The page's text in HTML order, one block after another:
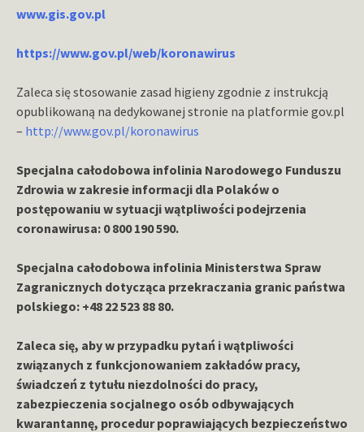
www.gis.gov.pl
https://www.gov.pl/web/koronawirus
Zaleca się stosowanie zasad higieny zgodnie z instrukcją
opublikowaną na dedykowanej stronie na platformie gov.pl
– http://www.gov.pl/koronawirus
Specjalna całodobowa infolinia Narodowego Funduszu
Zdrowia w zakresie informacji dla Polaków o
postępowaniu w sytuacji wątpliwości podejrzenia
coronawirusa: 0 800 190 590.
Specjalna całodobowa infolinia Ministerstwa Spraw
Zagranicznych dotycząca przekraczania granic państwa
polskiego: +48 22 523 88 80.
Zaleca się, aby w przypadku pytań i wątpliwości
związanych z funkcjonowaniem zakładów pracy,
świadczeń z tytułu niezdolności do pracy,
zabezpieczenia socjalnego osób odbywających
kwarantannę, procedur poprawiających bezpieczeństwo